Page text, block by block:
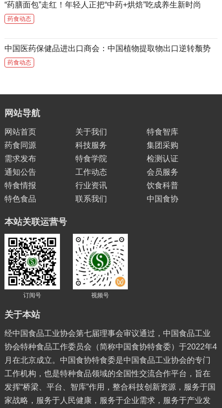
“药膳面包”走红！年轻人正把“中药+烘焙”吃成养生新时尚
药食动态
中国医药保健品进出口商会：中国植物提取物出口逆转颓势
药食动态
网站导航
网站首页 关于我们
特食智库
药食同源
科技服务
集团采购
需求发布
特食学院
检测认证
通知公告
工作动态
会员服务
特食情报
行业资讯
饮食科普
特色食品
联系我们 中国食协
本站关联运营号
订阅号 视频号
关于本站
经中国食品工业协会第七届理事会审议通过，中国食品工业
协会特种食品工作委员会（简称中国食协特食委）于2022年4
月在北京成立。中国食协特食委是中国食品工业协会的专门
工作机构，也是特种食品领域的全国性交流合作平台，旨在
发挥“桥梁、平台、智库”作用，整合科技创新资源，服务于国
家战略，服务于人民健康，服务于企业需求，服务于产业发